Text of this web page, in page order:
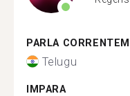
PARLA
Telugu
IMPARA